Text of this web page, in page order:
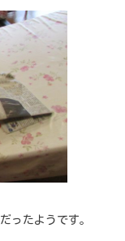
ったようです。